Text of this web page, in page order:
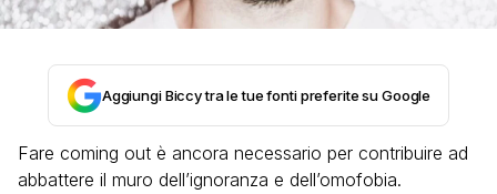
Aggiungi Biccy tra le tue fonti preferite su Google
Fare coming out è ancora necessario per contribuire ad
abbattere il muro dell’ignoranza e dell’omofobia.